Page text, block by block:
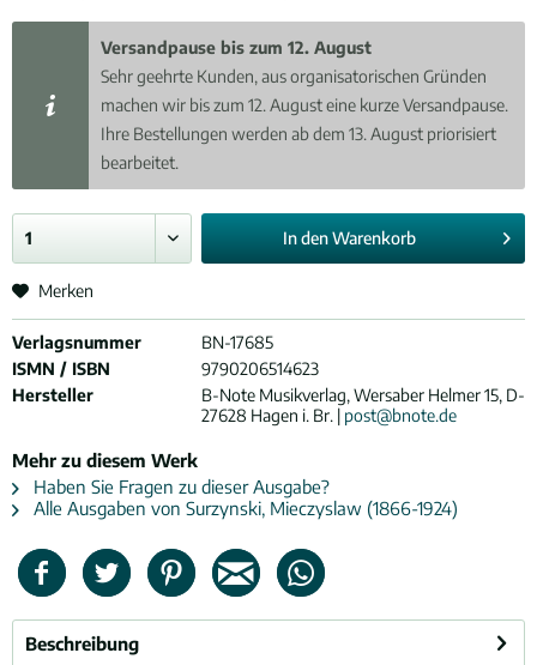
Versandpause bis zum 12. August
Sehr geehrte Kunden, aus organisatorischen Gründen
machen wir bis zum 12. August eine kurze Versandpause.
Ihre Bestellungen werden ab dem 13. August priorisiert
bearbeitet.
In denWarenkorb
Merken
Verlagsnummer
BN-17685
ISMN / ISBN
9790206514623
Hersteller
B-Note Musikverlag, Wersaber Helmer 15, D-
27628 Hagen i. Br. | post@bnote.de
Mehr zu diesem Werk
Haben Sie Fragen zu dieser Ausgabe?
Alle Ausgaben von Surzynski, Mieczyslaw (1866-1924)
Beschreibung